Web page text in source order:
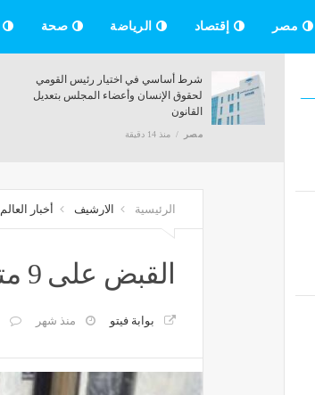
مصر إقتصاد الرياضة صحة
موعد انتهاء المرحلة الأولى لتنسيق
الجامعات 2026 وإعلان النتيجة
مصر
الرئيسية الارشيف أخبار العالم
القبض على 9 متهمين باستغلال 10 أطفال في التسول بالقاهرة
بوابة فيتو منذ شهر